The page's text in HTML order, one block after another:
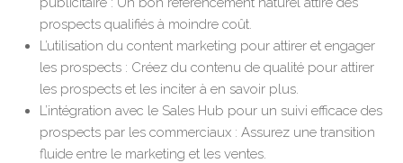
prospects qualifiés à moindre coût.
L’utilisation du content marketing pour attirer et engager
les prospects : Créez du contenu de qualité pour attirer
les prospects et les inciter à en savoir plus.
L’intégration avec le Sales Hub pour un suivi efficace des
prospects par les commerciaux : Assurez une transition
fluide entre le marketing et les ventes.